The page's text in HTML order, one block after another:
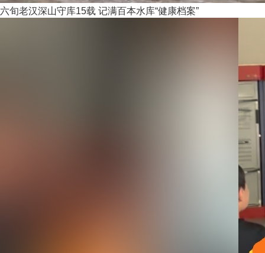
六旬老汉深山守库15载 记满百本水库“健康档案”